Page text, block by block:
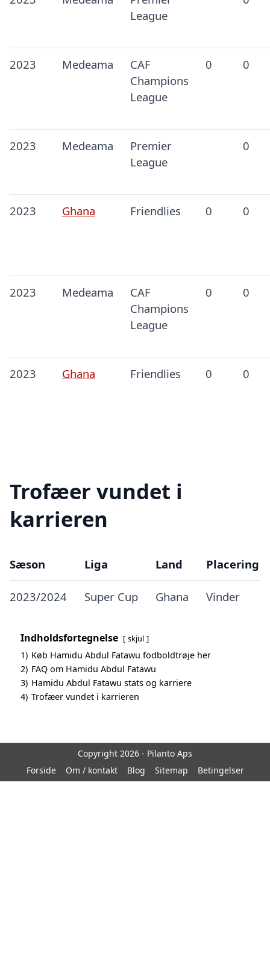
League
2023 Medeama
CAF
Champions
League
0 0
2023 Medeama
Premier
League
0
2023 Ghana Friendlies 0 0
2023 Medeama
CAF
Champions
League
0 0
2023 Ghana Friendlies 0 0
Trofæer vundet i
karrieren
Sæson Liga Land Placering
2023/2024 Super Cup Ghana Vinder
Indholdsfortegnelse skjul
1) Køb Hamidu Abdul Fatawu fodboldtrøje her
2) FAQ om Hamidu Abdul Fatawu
3) Hamidu Abdul Fatawu stats og karriere
4) Trofæer vundet i karrieren
Copyright 2026 - Pilanto Aps
Forside
Om / kontakt Blog Sitemap Betingelser